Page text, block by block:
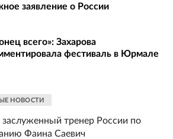
заявление о России
всего»: Захарова
фестиваль в Юрмале
НОВОСТИ
тренер России по
Фаина Саевич